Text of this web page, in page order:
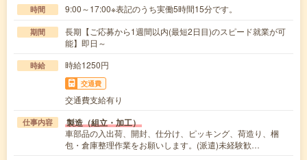
時間 9:00～17:00※表記のうち実働5時間15分です。
期間
長期【ご応募から1週間以内(最短2日目)のスピード就業が可
能】即日～
時給 時給1250円
交通費
交通費支給有り
仕事内容 製造（組立・加工）
車部品の入出荷、開封、仕分け、ピッキング、荷造り、梱
包・倉庫整理作業をお願いします。(派遣)未経験歓…